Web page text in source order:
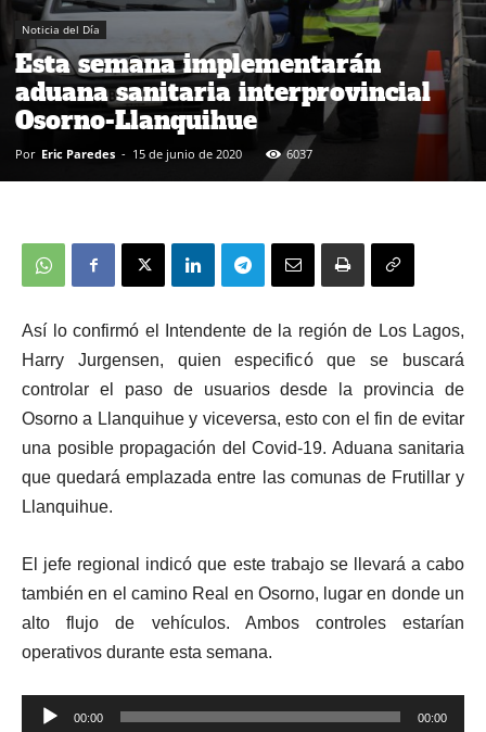
Noticia del Día
Esta semana implementarán
aduana sanitaria interprovincial
Osorno-Llanquihue
Por Eric Paredes - 15 de junio de 2020 6037
Así lo confirmó el Intendente de la región de Los Lagos,
Harry Jurgensen, quien especificó que se buscará
controlar el paso de usuarios desde la provincia de
Osorno a Llanquihue y viceversa, esto con el fin de evitar
una posible propagación del Covid-19. Aduana sanitaria
que quedará emplazada entre las comunas de Frutillar y
Llanquihue.
El jefe regional indicó que este trabajo se llevará a cabo
también en el camino Real en Osorno, lugar en donde un
alto flujo de vehículos. Ambos controles estarían
operativos durante esta semana.
Reproductor
00:00 00:00